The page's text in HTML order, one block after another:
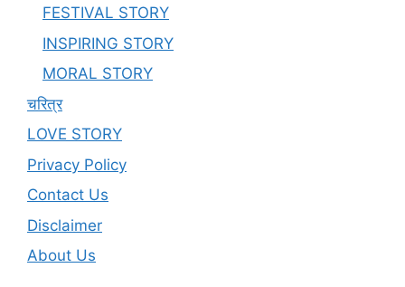
FESTIVAL STORY
INSPIRING STORY
MORAL STORY
चरित्र
LOVE STORY
Privacy Policy
Contact Us
Disclaimer
About Us